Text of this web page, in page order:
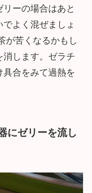
ーの場合はあと
よく混ぜましょ
が苦くなるかもし
消します。ゼラチ
合をみて過熱を
にゼリーを流し